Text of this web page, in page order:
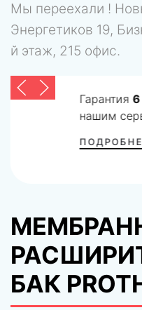
Мы переехали !
Энергетиков 19,
й этаж, 215 офис.
Гарантия
нашим
БАК